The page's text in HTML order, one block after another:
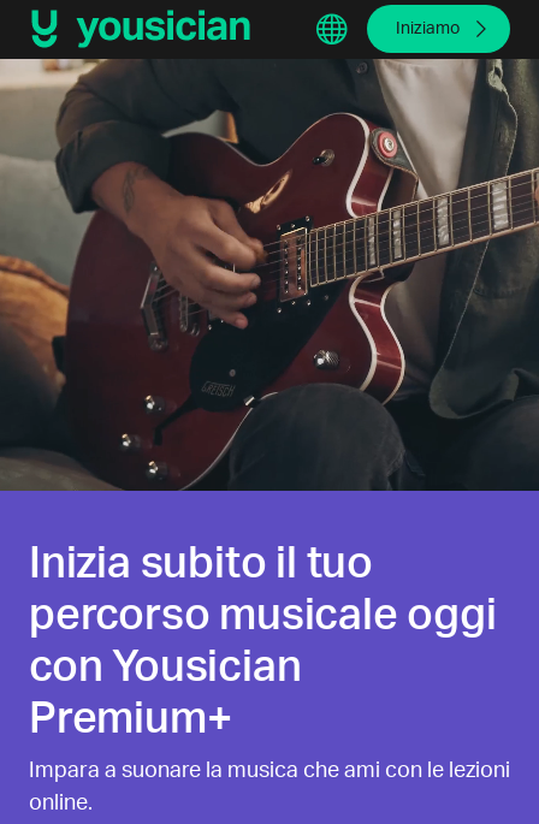
Iniziamo
Inizia subito il tuo
percorso musicale oggi
con Yousician
Premium+
Impara a suonare la musica che ami con le lezioni
online.